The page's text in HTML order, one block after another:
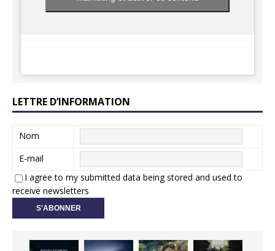
LETTRE D’INFORMATION
Nom
E-mail
I agree to my submitted data being stored and used to
receive newsletters